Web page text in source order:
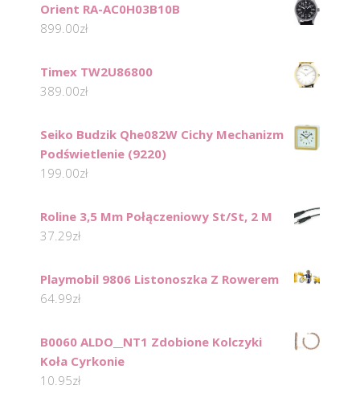
Orient RA-AC0H03B10B
899.00zł
Timex TW2U86800
389.00zł
Seiko Budzik Qhe082W Cichy Mechanizm
Podświetlenie (9220)
199.00zł
Roline 3,5 Mm Połączeniowy St/St, 2 M
37.29zł
Playmobil 9806 Listonoszka Z Rowerem
64.99zł
B0060 ALDO__NT1 Zdobione Kolczyki
Koła Cyrkonie
10.95zł